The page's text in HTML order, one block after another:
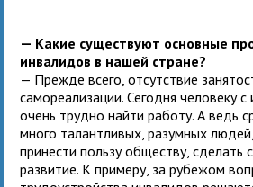
— Какие существуют основные
инвалидов в нашей стране?
— Прежде всего, отсутствие
самореализации. Сегодня человеку
очень трудно найти работу. А ведь
много талантливых, разумных
принести пользу обществу, сделать
развитие. К примеру, за рубежом